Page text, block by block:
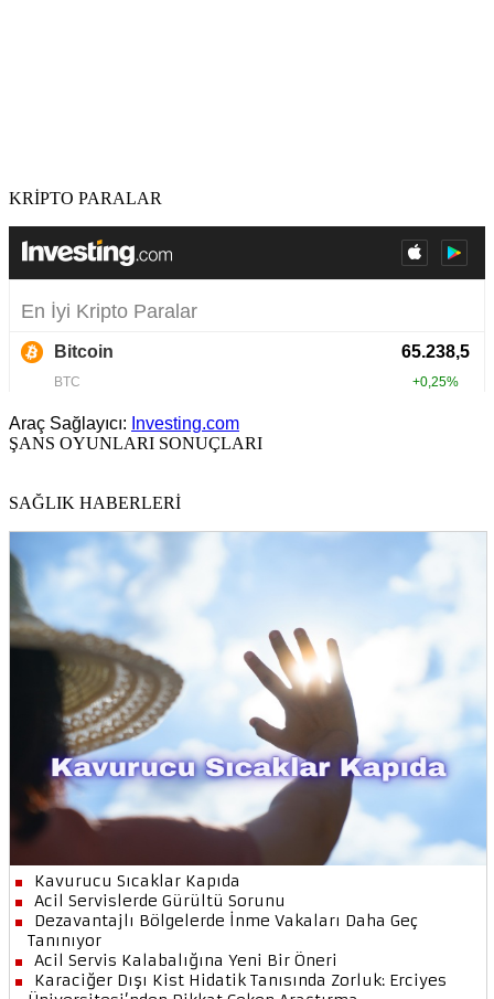
KRİPTO PARALAR
Araç Sağlayıcı: Investing.com
ŞANS OYUNLARI SONUÇLARI
SAĞLIK HABERLERİ